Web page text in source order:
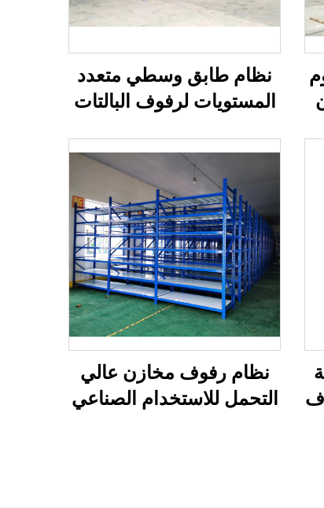
نظام طابق وسطي متعدد
المستويات لرفوف البالتات
نظام رفوف مخازن عالي
التحمل للاستخدام الصناعي